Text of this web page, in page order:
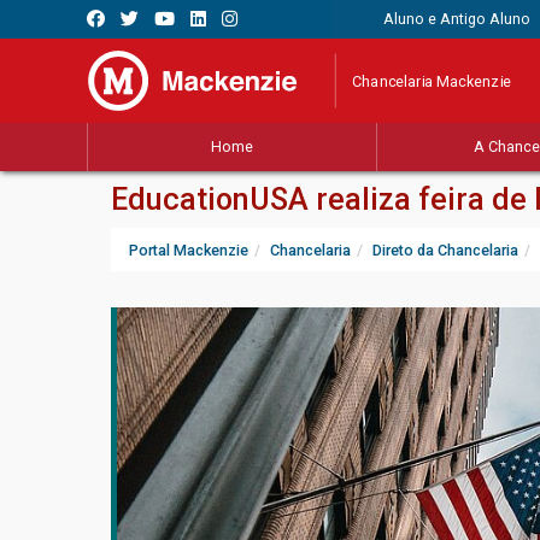
Aluno e Antigo Aluno
Chancelaria Mackenzie
Home A
EducationUSA realiza feira
Portal Mackenzie Chancelaria Direto da Chancelaria